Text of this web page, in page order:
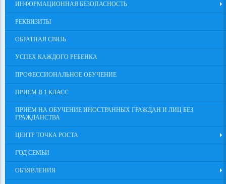
ИНФОРМАЦИОННАЯ БЕЗОПАСНОСТЬ
РЕКВИЗИТЫ
ОБРАТНАЯ СВЯЗЬ
УСПЕХ КАЖДОГО РЕБЕНКА
ПРОФЕССИОНАЛЬНОЕ ОБУЧЕНИЕ
ПРИЕМ В 1 КЛАСС
ПРИЕМ НА ОБУЧЕНИЕ ИНОСТРАННЫХ ГРАЖДАН И ЛИЦ БЕЗ
ГРАЖДАНСТВА
ЦЕНТР ТОЧКА РОСТА
ГОД СЕМЬИ
ОБЪЯВЛЕНИЯ